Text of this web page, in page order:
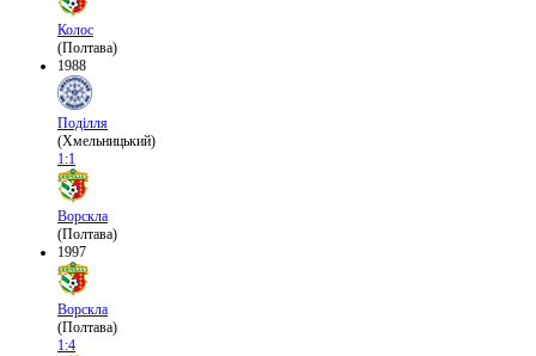
Колос
(Полтава)
1988
Поділля
(Хмельницький)
1:1
Ворскла
(Полтава)
1997
Ворскла
(Полтава)
1:4